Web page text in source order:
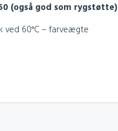
(også god som rygstøtte)
ved 60°C – farveægte